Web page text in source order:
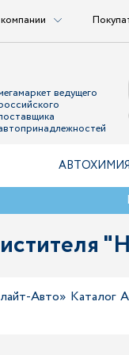
ведущего
АВТОХИМИЯ
Авто» Каталог